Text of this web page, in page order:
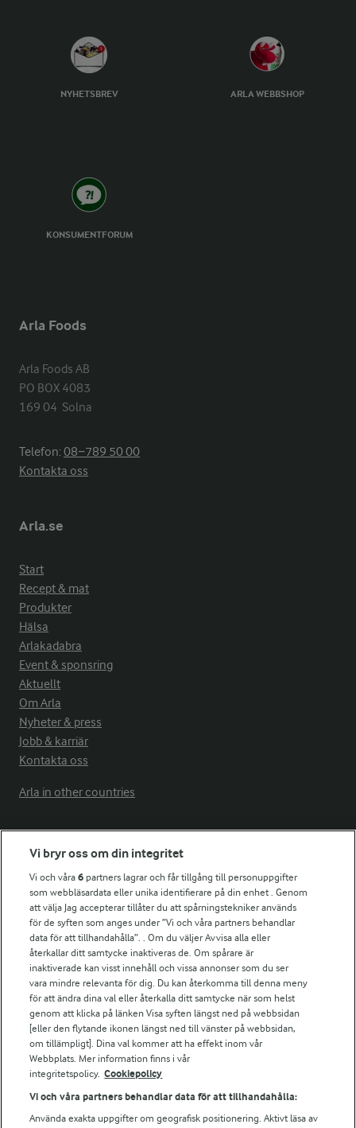
NYHETSBREV ARLA WEBBSHOP
KONSUMENTFORUM
Arla Foods
Arla Foods AB
PO BOX 4083
169 04  Solna
Telefon:08−789 50 00
Kontakta oss
Arla.se
Start
Recept & mat
Produkter
Hälsa
Arlakadabra
Event & sponsring
Aktuellt
Om Arla
Nyheter & press
Jobb & karriär
Kontakta oss
Arla in other countries
Fler Arlasajter
För ägare
Arlas kundportal
Arla.com
Falbygdens Ost
Arla webbshop
Bildbank
Följ oss
Vi bryr oss om din integritet
Vi och våra6 partners lagrar och får tillgång till personuppgifter
som webbläsardata eller unika identifierare på din enhet . Genom
att välja Jag accepterar tillåter du att spårningstekniker används
för de syften som anges under ”Vi och våra partners behandlar
data för att tillhandahålla”. . Om du väljer Avvisa alla eller
återkallar ditt samtycke inaktiveras de. Om spårare är
inaktiverade kan visst innehåll och vissa annonser som du ser
vara mindre relevanta för dig. Du kan återkomma till denna meny
för att ändra dina val eller återkalla ditt samtycke när som helst
genom att klicka på länken Visa syften längst ned på webbsidan
[eller den flytande ikonen längst ned till vänster på webbsidan,
om tillämpligt]. Dina val kommer att ha effekt inom vår
Webbplats. Mer information finns i vår
integritetspolicy. Cookiepolicy
Vi och våra partners behandlar data för att tillhandahålla:
Använda exakta uppgifter om geografisk positionering. Aktivt läsa av